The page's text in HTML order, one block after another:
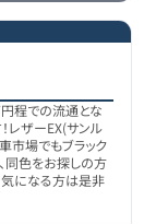
程での流通とな
レザーEX(サンル
市場でもブラック
同色をお探しの方
気になる方は是非